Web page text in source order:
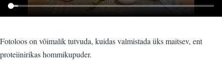
Fotoloos on võimalik tutvuda, kuidas valmistada üks maitsev, ent
proteiinirikas hommikupuder.